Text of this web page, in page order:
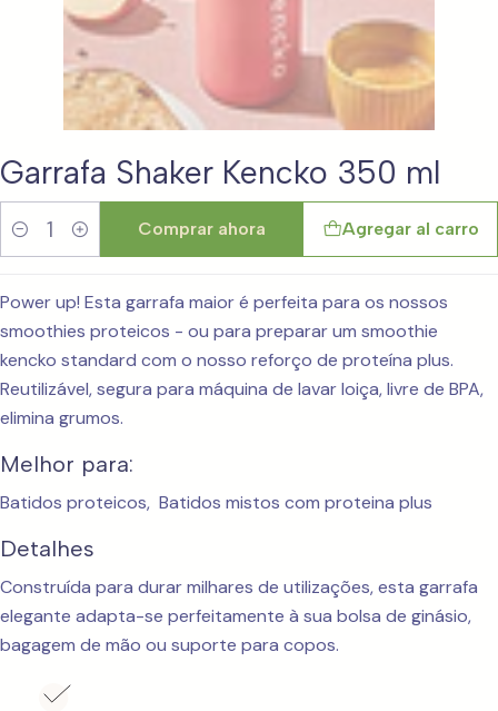
Garrafa Shaker Kencko 350 ml
Cantidad
Agregar al carro
Comprar ahora
Power up! Esta garrafa maior é perfeita para os nossos
smoothies proteicos - ou para preparar um smoothie
kencko standard com o nosso reforço de proteína plus.
Reutilizável, segura para máquina de lavar loiça, livre de BPA,
elimina grumos.
Melhor para:
Batidos proteicos, Batidos mistos com proteina plus
Detalhes
Construída para durar milhares de utilizações, esta garrafa
elegante adapta-se perfeitamente à sua bolsa de ginásio,
bagagem de mão ou suporte para copos.